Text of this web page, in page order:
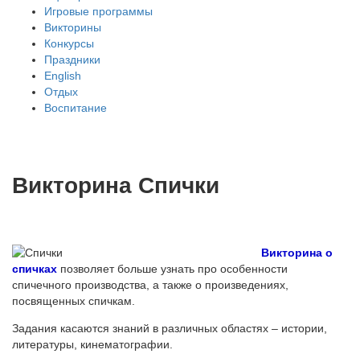
Игровые программы
Викторины
Конкурсы
Праздники
English
Отдых
Воспитание
Викторина Спички
Викторина о
спичках позволяет больше узнать про особенности
спичечного производства, а также о произведениях,
посвященных спичкам.
Задания касаются знаний в различных областях – истории,
литературы, кинематографии.